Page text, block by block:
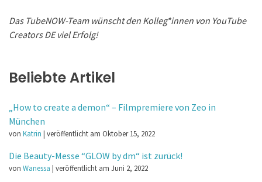
Das TubeNOW-Team wünscht den Kolleg*innen von YouTube
Creators DE viel Erfolg!
Beliebte Artikel
„How to create a demon“ – Filmpremiere von Zeo in
München
von Katrin | veröffentlicht am Oktober 15, 2022
Die Beauty-Messe “GLOW by dm“ ist zurück!
von Wanessa | veröffentlicht am Juni 2, 2022